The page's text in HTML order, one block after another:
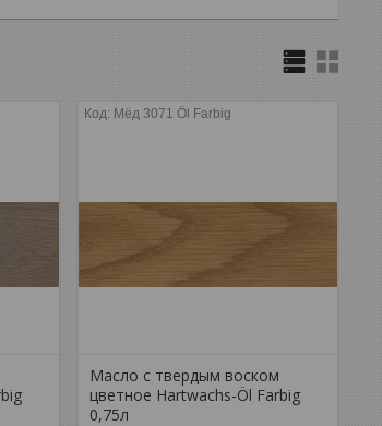
Мёд 3071 Öl Farbig
Масло с твердым воском
цветное Hartwachs-Öl Farbig
0,75л